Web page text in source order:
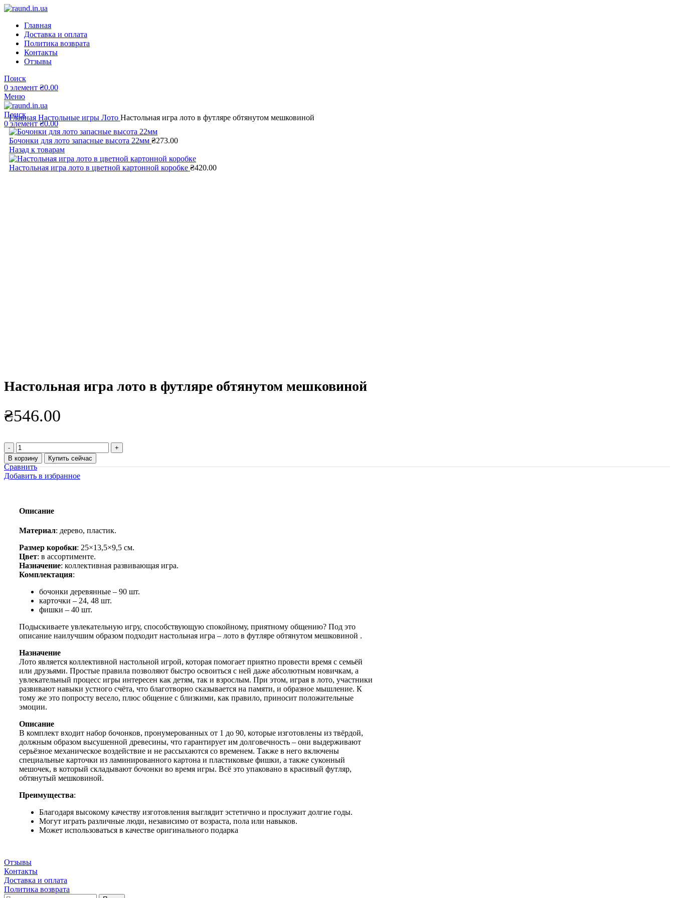
Главная
Доставка и оплата
Политика возврата
Контакты
Отзывы
Поиск
0 элемент ₴0.00
Меню
Поиск
0элемент ₴0.00
Главная Настольные игры Лото Настольная игра лото в футляре обтянутом мешковиной
Бочонки для лото запасные высота 22мм ₴273.00
Назад к товарам
Настольная игра лото в цветной картонной коробке ₴420.00
Настольная игра лото в футляре обтянутом мешковиной
₴546.00
Количество
товара
Настольная
игра
лото
обтянутом
В корзину Купить сейчас
Сравнить
Добавить в избранное
Описание
Материал: дерево, пластик.
Размер коробки: 25×13,5×9,5 см.
Цвет: в ассортименте.
Назначение: коллективная развивающая игра.
Комплектация:
бочонки деревянные – 90 шт.
карточки – 24, 48 шт.
фишки – 40 шт.
Подыскиваете увлекательную игру, способствующую спокойному, приятному общению? Под это
описание наилучшим образом подходит настольная игра – лото в футляре обтянутом мешковиной .
Назначение
Лото является коллективной настольной игрой, которая помогает приятно провести время с семьёй
или друзьями. Простые правила позволяют быстро освоиться с ней даже абсолютным новичкам, а
увлекательный процесс игры интересен как детям, так и взрослым. При этом, играя в лото, участники
развивают навыки устного счёта, что благотворно сказывается на памяти, и образное мышление. К
тому же это попросту весело, плюс общение с близкими, как правило, приносит положительные
эмоции.
Описание
В комплект входит набор бочонков, пронумерованных от 1 до 90, которые изготовлены из твёрдой,
должным образом высушенной древесины, что гарантирует им долговечность – они выдерживают
серьёзное механическое воздействие и не рассыхаются со временем. Также в него включены
специальные карточки из ламинированного картона и пластиковые фишки, а также суконный
мешочек, в который складывают бочонки во время игры. Всё это упаковано в красивый футляр,
обтянутый мешковиной.
Преимущества:
Благодаря высокому качеству изготовления выглядит эстетично и прослужит долгие годы.
Могут играть различные люди, независимо от возраста, пола или навыков.
Может использоваться в качестве оригинального подарка
Отзывы
Контакты
Доставка и оплата
Политика возврата